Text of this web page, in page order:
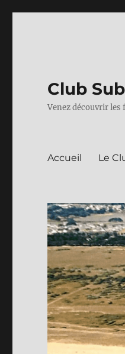
Club
Venez découvrir les
Accueil Le